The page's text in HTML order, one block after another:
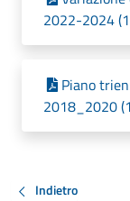
2022-2024
Piano
2018_2020
Indietro